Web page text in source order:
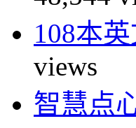
108本
views
智慧点